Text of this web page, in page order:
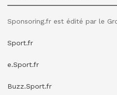
Sponsoring.fr est édité par le
Sport.fr
e.Sport.fr
Buzz.Sport.fr